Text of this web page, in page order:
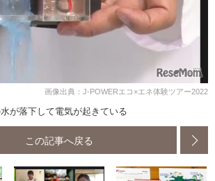
画像出典：J-POWERエコ×エネ体験ツアー2022
が落下して電気が起きている
この記事へ戻る